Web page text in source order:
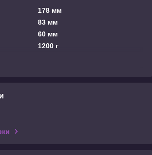
178 мм
83 мм
60 мм
1200 г